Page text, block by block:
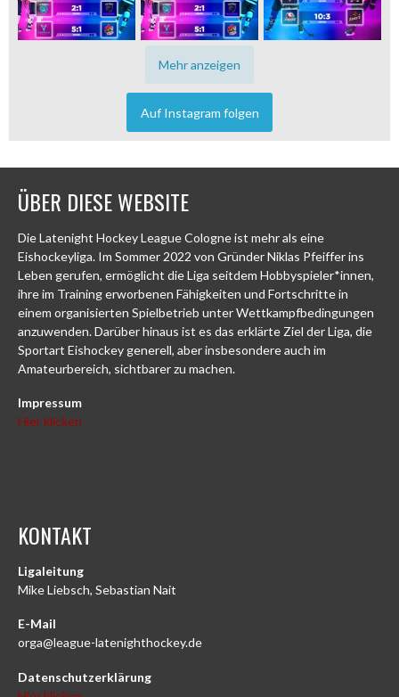
Mehr anzeigen
Auf Instagram folgen
ÜBER DIESE WEBSITE
Die Latenight Hockey League Cologne ist mehr als eine
Eishockeyliga. Im Sommer 2022 von Gründer Niklas Pfeiffer ins
Leben gerufen, ermöglicht die Liga seitdem Hobbyspieler*innen,
ihre im Training erworbenen Fähigkeiten und Fortschritte in
einem organisierten Spielbetrieb unter Wettkampfbedingungen
anzuwenden. Darüber hinaus ist es das erklärte Ziel der Liga, die
Sportart Eishockey generell, aber insbesondere auch im
Amateurbereich, sichtbarer zu machen.
Impressum
Hier klicken
KONTAKT
Ligaleitung
Mike Liebsch, Sebastian Nait
E-Mail
orga@league-latenighthockey.de
Datenschutzerklärung